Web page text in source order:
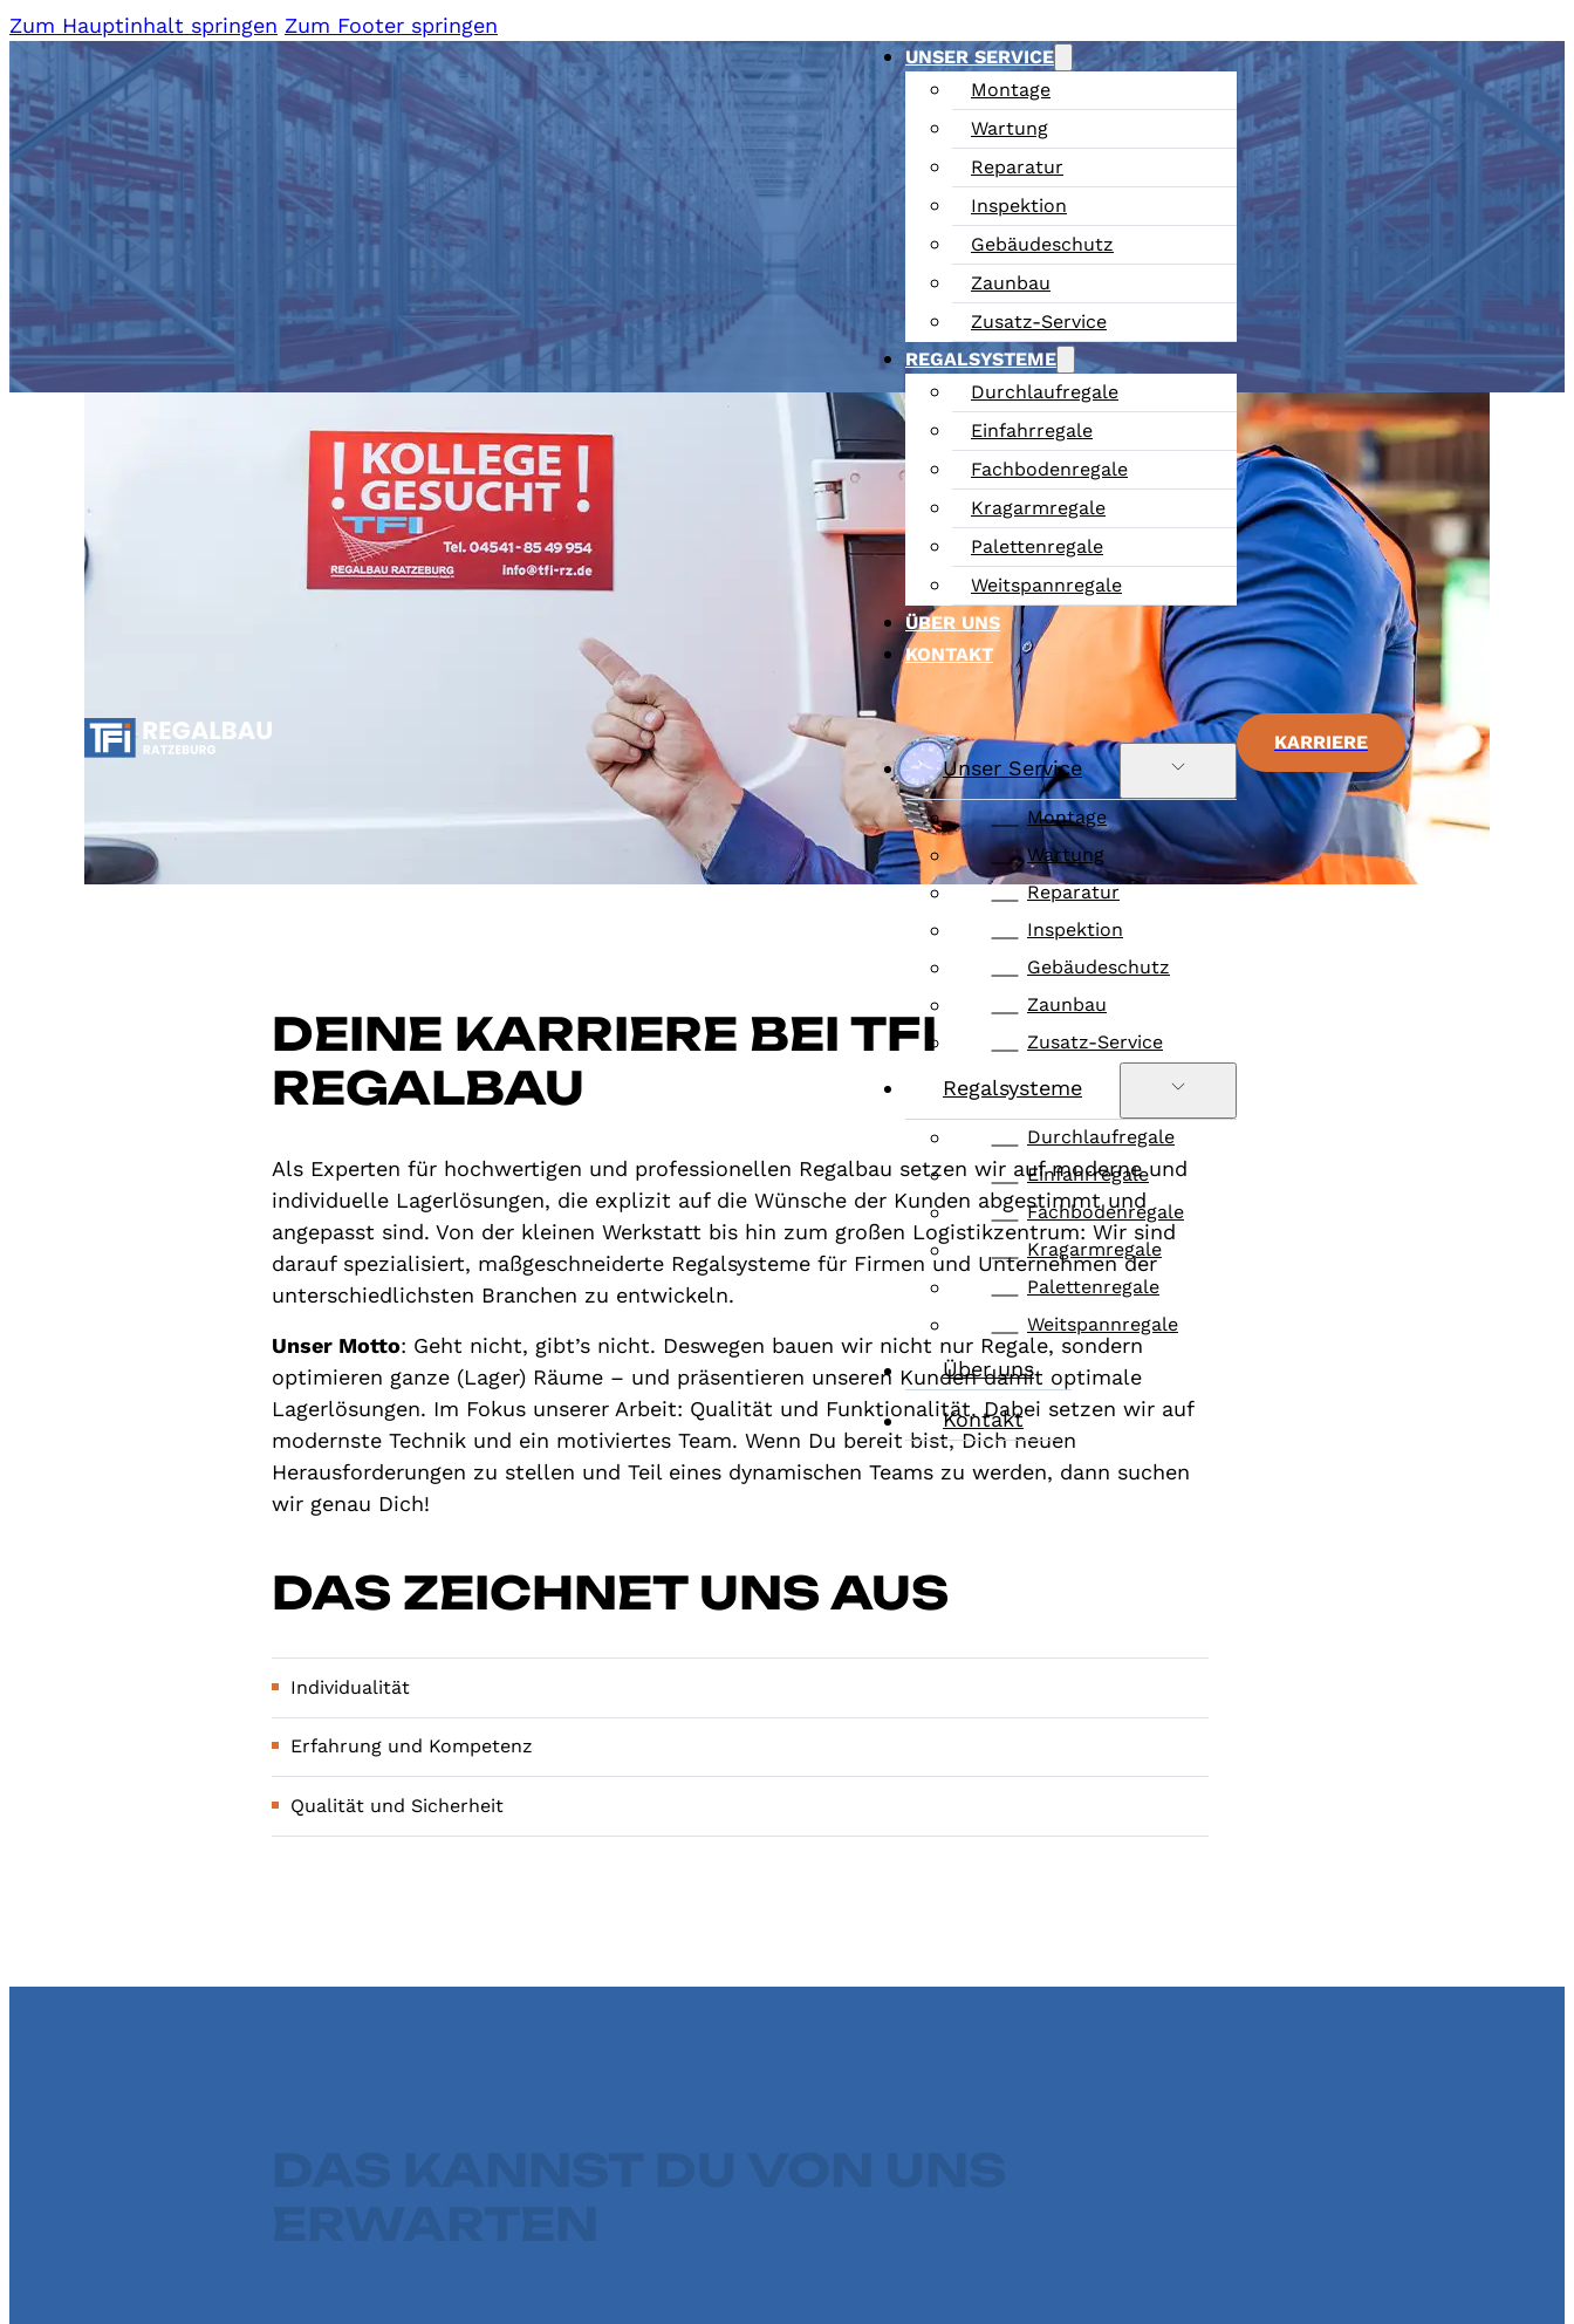
Zum Hauptinhalt springen Zum Footer springen
UNSER SERVICE
Montage
Wartung
Reparatur
Inspektion
Gebäudeschutz
Zaunbau
Zusatz-Service
REGALSYSTEME
Durchlaufregale
Einfahrregale
Fachbodenregale
Kragarmregale
Palettenregale
Weitspannregale
ÜBER UNS
KONTAKT
Unser Service
Montage
Wartung
Reparatur
Inspektion
Gebäudeschutz
Zaunbau
Zusatz-Service
Regalsysteme
Durchlaufregale
Einfahrregale
Fachbodenregale
Kragarmregale
Palettenregale
Weitspannregale
Über uns
Kontakt
KARRIERE
DEINE KARRIERE BEI TFI
REGALBAU
Als Experten für hochwertigen und professionellen Regalbau setzen wir auf moderne und
individuelle Lagerlösungen, die explizit auf die Wünsche der Kunden abgestimmt und
angepasst sind. Von der kleinen Werkstatt bis hin zum großen Logistikzentrum: Wir sind
darauf spezialisiert, maßgeschneiderte Regalsysteme für Firmen und Unternehmen der
unterschiedlichsten Branchen zu entwickeln.
Unser Motto: Geht nicht, gibt’s nicht. Deswegen bauen wir nicht nur Regale, sondern
optimieren ganze (Lager) Räume – und präsentieren unseren Kunden damit optimale
Lagerlösungen. Im Fokus unserer Arbeit: Qualität und Funktionalität. Dabei setzen wir auf
modernste Technik und ein motiviertes Team. Wenn Du bereit bist, Dich neuen
Herausforderungen zu stellen und Teil eines dynamischen Teams zu werden, dann suchen
wir genau Dich!
DAS ZEICHNET UNS AUS
Individualität
Erfahrung und Kompetenz
Qualität und Sicherheit